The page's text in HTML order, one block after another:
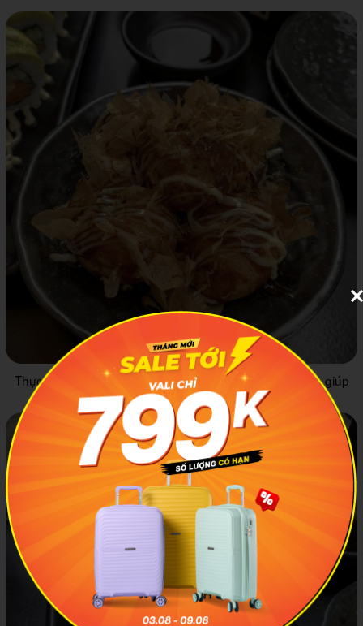
Thực đơn đa dạng các món ăn của xứ sở Mặt Trời mọc giúp
bạn có được trải nghiệm ẩm thực tuyệt vời nhất